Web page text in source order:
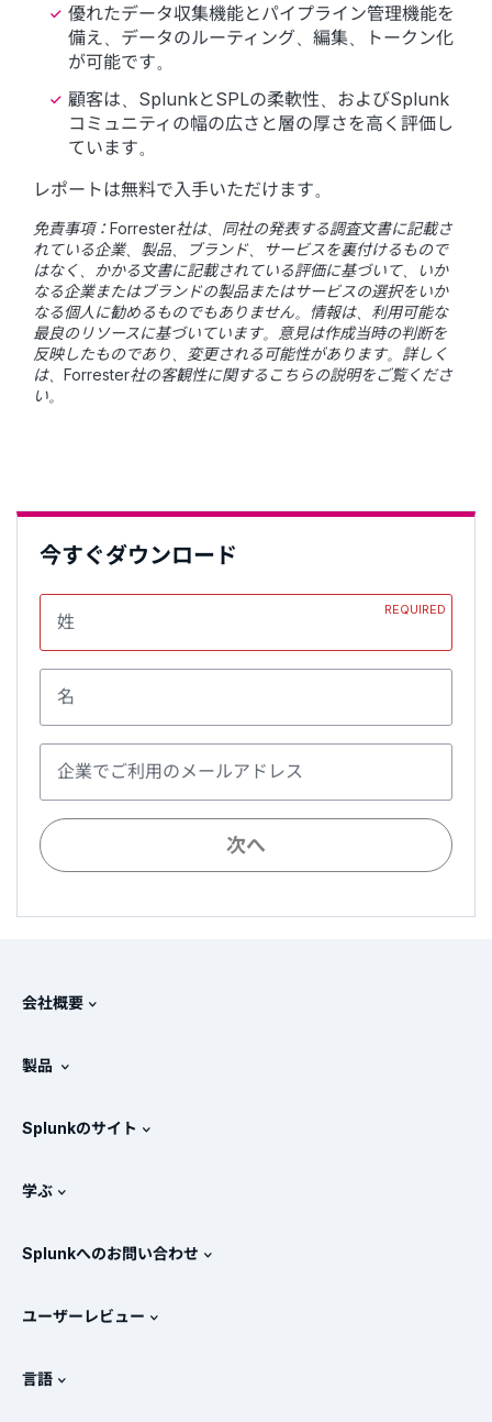
優れたデータ収集機能とパイプライン管理機能を
備え、データのルーティング、編集、トークン化
が可能です。
顧客は、SplunkとSPLの柔軟性、およびSplunk
コミュニティの幅の広さと層の厚さを高く評価し
ています。
レポートは無料で入手いただけます。
免責事項：Forrester社は、同社の発表する調査文書に記載さ
れている企業、製品、ブランド、サービスを裏付けるもので
はなく、かかる文書に記載されている評価に基づいて、いか
なる企業またはブランドの製品またはサービスの選択をいか
なる個人に勧めるものでもありません。情報は、利用可能な
最良のリソースに基づいています。意見は作成当時の判断を
反映したものであり、変更される可能性があります。詳しく
は、Forrester社の客観性に関するこちらの説明をご覧くださ
い。
今すぐダウンロード
姓
REQUIRED
名
企業でご利用のメールアドレス
次へ
会社概要
Splunkと他社製品の比較
ニュースルーム
Splunkによる保護
SURGe
製品
価格
すべての製品を見る
Splunkのサイト
トレーニングと認定
Splunkストア
学ぶ
OpenTelemetryの概要
SOCのメトリクス
Splunkへのお問い合わせ
ユーザーレビュー
言語